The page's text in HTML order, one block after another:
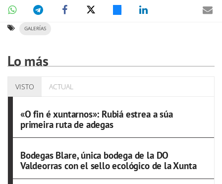
GALERÍAS
Lo más
VISTO ACTUAL
«O fin é xuntarnos»: Rubiá estrea a súa
primeira ruta de adegas
Bodegas Blare, única bodega de la DO
Valdeorras con el sello ecológico de la Xunta